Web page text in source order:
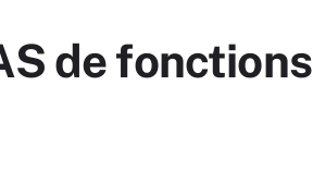
de fonctions